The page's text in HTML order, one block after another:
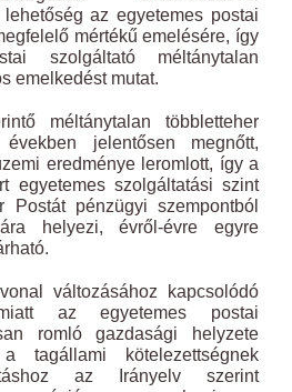
az egyetemes postai
mértékű emelésére, így
szolgáltató méltánytalan
emelkedést mutat.
méltánytalan többletteher
jelentősen megnőtt,
eredménye leromlott, így a
egyetemes szolgáltatási szint
Postát pénzügyi szempontból
helyezi, évről-évre egyre
változásához kapcsolódó
miatt az egyetemes postai
romló gazdasági helyzete
tagállami kötelezettségnek
az Irányelv szerint